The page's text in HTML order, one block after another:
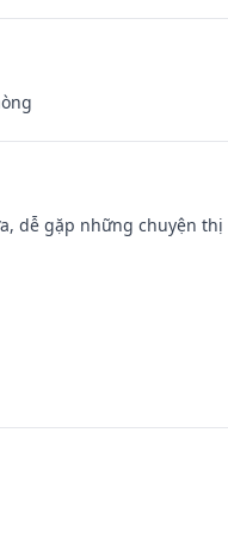
dễ gặp những chuyện